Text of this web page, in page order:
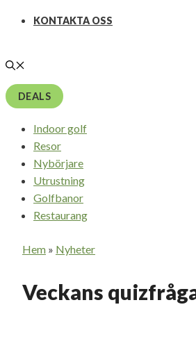
KONTAKTA OSS
DEALS
Indoor golf
Resor
Nybörjare
Utrustning
Golfbanor
Restaurang
Hem » Nyheter
Veckans